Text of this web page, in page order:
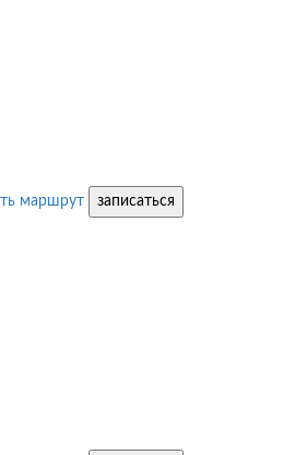
маршрут
записаться